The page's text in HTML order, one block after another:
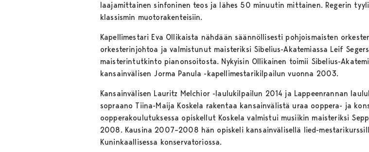
laajamittainen sinfoninen teos ja lähes 50 minuutin mittainen. Regerin
klassismin muotorakenteisiin.
Kapellimestari Eva Ollikaista nähdään säännöllisesti pohjoismaisten
orkesterinjohtoa ja valmistunut maisteriksi Sibelius-Akatemiassa Leif
maisterintutkinto pianonsoitosta. Nykyisin Ollikainen toimii Sibelius-
kansainvälisen Jorma Panula -kapellimestarikilpailun vuonna 2003.
Kansainvälisen Lauritz Melchior -laulukilpailun 2014 ja Lappeenrannan
sopraano Tiina-Maija Koskela rakentaa kansainvälistä uraa ooppera- ja
oopperakoulutuksessa opiskellut Koskela valmistui musiikin maisteriksi
2008. Kausina 2007–2008 hän opiskeli kansainvälisellä lied-
Kuninkaallisessa konservatoriossa.